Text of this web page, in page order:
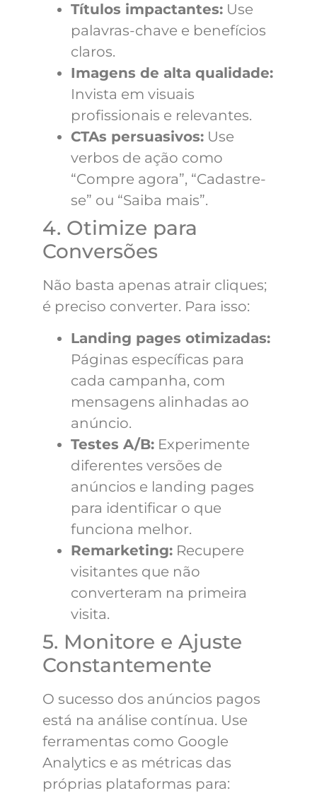
Títulos impactantes: Use
palavras-chave e benefícios
claros.
Imagens de alta qualidade:
Invista em visuais
profissionais e relevantes.
CTAs persuasivos: Use
verbos de ação como
“Compre agora”, “Cadastre-
se” ou “Saiba mais”.
4. Otimize para
Conversões
Não basta apenas atrair cliques;
é preciso converter. Para isso:
Landing pages otimizadas:
Páginas específicas para
cada campanha, com
mensagens alinhadas ao
anúncio.
Testes A/B: Experimente
diferentes versões de
anúncios e landing pages
para identificar o que
funciona melhor.
Remarketing: Recupere
visitantes que não
converteram na primeira
visita.
5. Monitore e Ajuste
Constantemente
O sucesso dos anúncios pagos
está na análise contínua. Use
ferramentas como Google
Analytics e as métricas das
próprias plataformas para: